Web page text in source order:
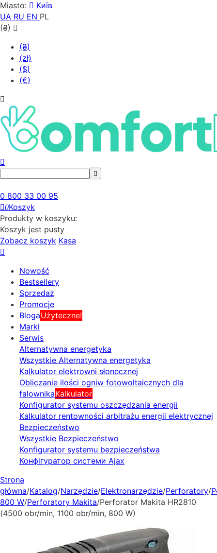
Miasto:
Київ
UA RU EN PL
(₴)
(₴)
(zł)
($)
(€)
0 800 33 00 95
0Koszyk
Produkty w koszyku:
Koszyk jest pusty
Zobacz koszyk Kasa
Nowość
Bestsellery
Sprzedaż
Promocje
BlogaUżyteczne!
Marki
Serwis
Alternatywna energetyka
Wszystkie Alternatywna energetyka
Kalkulator elektrowni słonecznej
Obliczanie ilości ogniw fotowoltaicznych dla
falownikaKalkulator
Konfigurator systemu oszczędzania energii
Kalkulator rentowności arbitrażu energii elektrycznej
Bezpieczeństwo
Wszystkie Bezpieczeństwo
Konfigurator systemu bezpieczeństwa
Конфігуратор системи Ajax
Strona
główna/Katalog/Narzędzie/Elektronarzędzie/Perforatory/
800 W/Perforatory Makita/Perforator Makita HR2810
(4500 obr/min, 1100 obr/min, 800 W)